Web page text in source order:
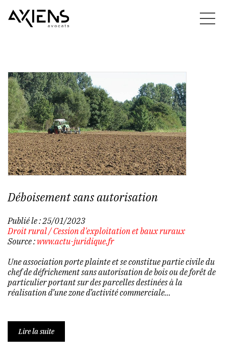
Déboisement sans autorisation
Publié le :25/01/2023
Droit rural/Cession d'exploitation et baux ruraux
Source : www.actu-juridique.fr
Une association porte plainte et se constitue partie civile du
chef de défrichement sans autorisation de bois ou de forêt de
particulier portant sur des parcelles destinées à la
réalisation d’une zone d’activité commerciale...
Lire la suite